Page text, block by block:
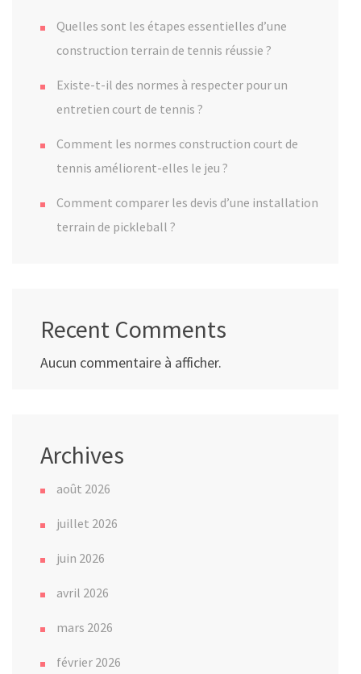
Quelles sont les étapes essentielles d’une
construction terrain de tennis réussie ?
Existe-t-il des normes à respecter pour un
entretien court de tennis ?
Comment les normes construction court de
tennis améliorent-elles le jeu ?
Comment comparer les devis d’une installation
terrain de pickleball ?
Recent Comments
Aucun commentaire à afficher.
Archives
août 2026
juillet 2026
juin 2026
avril 2026
mars 2026
février 2026